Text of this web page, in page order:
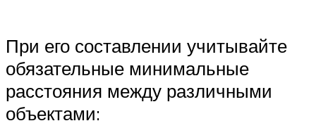
При его составлении учитывайте
обязательные минимальные
расстояния между различными
объектами: